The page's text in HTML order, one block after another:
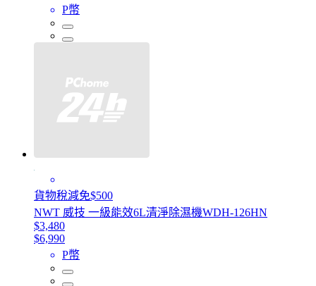
P幣
貨物稅減免$500
NWT 威技 一級能效6L清淨除濕機WDH-126HN
$3,480
$6,990
P幣